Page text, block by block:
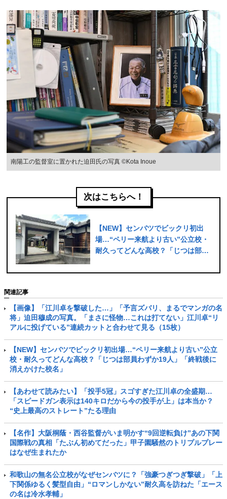
南陽工の監督室に置かれた迫田氏の写真 ©Kota Inoue
次はこちらへ！
【NEW】センバツでビックリ初出
場…“ペリー来航より古い”公立校・
耐久ってどんな高校？「じつは部員
校名」
関連記事
【画像】「江川卓を撃破した…」「予言ズバリ、まるでマンガの名
将」迫田穆成の写真。「まさに怪物…これは打てない」江川卓“リ
アルに投げている”連続カットと合わせて見る（15枚）
【NEW】センバツでビックリ初出場…“ペリー来航より古い”公立
校・耐久ってどんな高校？「じつは部員わずか19人」「終戦後に
消えかけた校名」
【あわせて読みたい】「投手5冠」スゴすぎた江川卓の全盛期…
「スピードガン表示は140キロだから今の投手が上」は本当か？
“史上最高のストレート”たる理由
【名作】大阪桐蔭・西谷監督がいま明かす“9回逆転負け”あの下関
国際戦の真相「たぶん初めてだった」甲子園騒然のトリプルプレー
はなぜ生まれたか
和歌山の無名公立校がなぜセンバツに？「強豪つぎつぎ撃破」「上
下関係ゆるく髪型自由」“ロマンしかない”耐久高を訪ねた「エース
の名は冷水孝輔」